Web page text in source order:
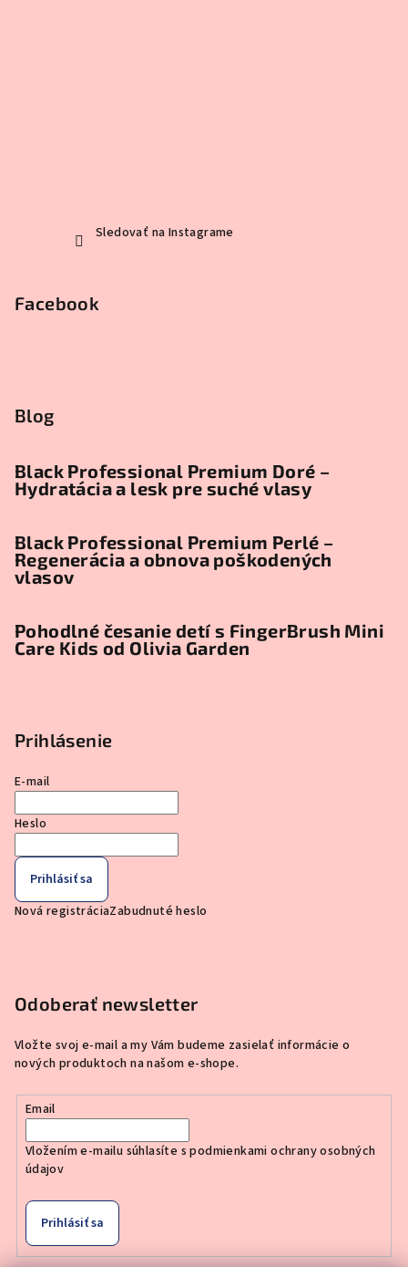
Sledovať na Instagrame
Facebook
Blog
Black Professional Premium Doré –
Hydratácia a lesk pre suché vlasy
Black Professional Premium Perlé –
Regenerácia a obnova poškodených
vlasov
Pohodlné česanie detí s FingerBrush Mini
Care Kids od Olivia Garden
Prihlásenie
E-mail
Heslo
Prihlásiť sa
Nová registráciaZabudnuté heslo
Odoberať newsletter
Vložte svoj e-mail a my Vám budeme zasielať informácie o
nových produktoch na našom e-shope.
Email
Vložením e-mailu súhlasíte spodmienkami ochrany osobných
údajov
Prihlásiť sa